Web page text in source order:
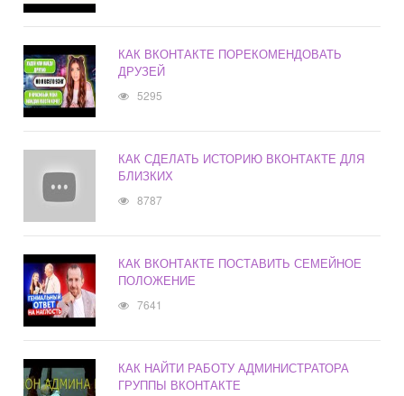
КАК ВКОНТАКТЕ ПОРЕКОМЕНДОВАТЬ
ДРУЗЕЙ
5295
КАК СДЕЛАТЬ ИСТОРИЮ ВКОНТАКТЕ ДЛЯ
БЛИЗКИХ
8787
КАК ВКОНТАКТЕ ПОСТАВИТЬ СЕМЕЙНОЕ
ПОЛОЖЕНИЕ
7641
КАК НАЙТИ РАБОТУ АДМИНИСТРАТОРА
ГРУППЫ ВКОНТАКТЕ